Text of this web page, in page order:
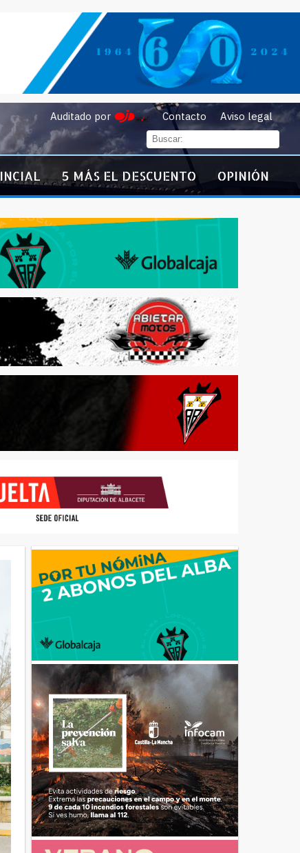
Auditado por Contacto Aviso legal
5 MÁS EL DESCUENTO OPINIÓN